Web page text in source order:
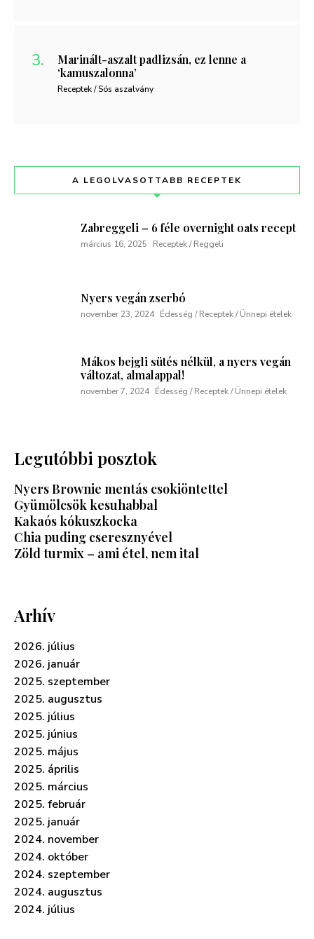
Marinált-aszalt padlizsán, ez lenne a
‘kamuszalonna’
Receptek / Sós aszalvány
A LEGOLVASOTTABB RECEPTEK
Zabreggeli – 6 féle overnight oats recept
március 16, 2025 Receptek / Reggeli
Nyers vegán zserbó
november 23, 2024 Édesség / Receptek / Ünnepi ételek
Mákos bejgli sütés nélkül, a nyers vegán
változat, almalappal!
november 7, 2024 Édesség / Receptek / Ünnepi ételek
Legutóbbi posztok
Nyers Brownie mentás csokiöntettel
Gyümölcsök kesuhabbal
Kakaós kókuszkocka
Chia puding cseresznyével
Zöld turmix – ami étel, nem ital
Arhív
2026. július
2026. január
2025. szeptember
2025. augusztus
2025. július
2025. június
2025. május
2025. április
2025. március
2025. február
2025. január
2024. november
2024. október
2024. szeptember
2024. augusztus
2024. július